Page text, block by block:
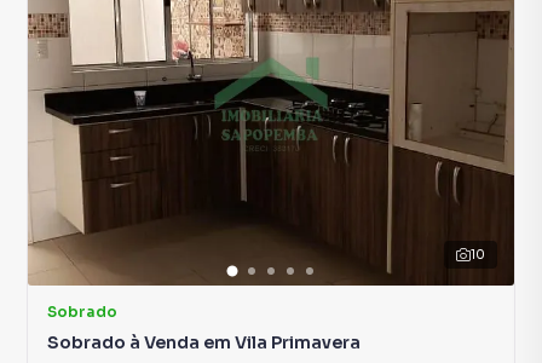
10
Sobrado
Sobrado à Venda em Vila Primavera